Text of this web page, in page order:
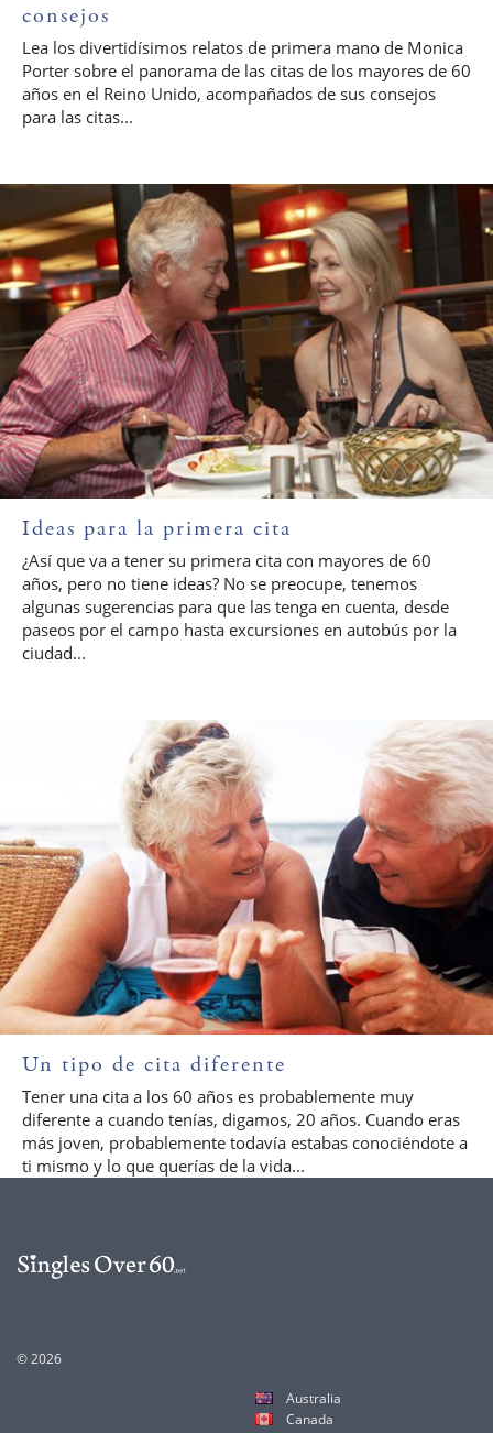
consejos
Lea los divertidísimos relatos de primera mano de Monica
Porter sobre el panorama de las citas de los mayores de 60
años en el Reino Unido, acompañados de sus consejos
para las citas...
Ideas para la primera cita
¿Así que va a tener su primera cita con mayores de 60
años, pero no tiene ideas? No se preocupe, tenemos
algunas sugerencias para que las tenga en cuenta, desde
paseos por el campo hasta excursiones en autobús por la
ciudad...
Un tipo de cita diferente
Tener una cita a los 60 años es probablemente muy
diferente a cuando tenías, digamos, 20 años. Cuando eras
más joven, probablemente todavía estabas conociéndote a
ti mismo y lo que querías de la vida...
© 2026
Australia
Canada